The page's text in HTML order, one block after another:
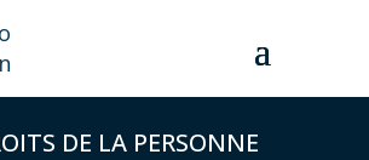
DE LA PERSONNE